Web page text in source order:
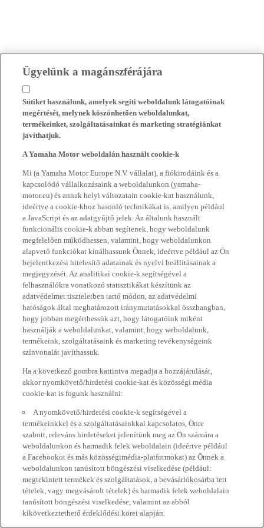
Ügyelünk a magánszférájára
Sütiket használunk, amelyek segíti weboldalunk látogatóinak
megértését, melynek köszönhetően weboldalunkat,
termékeinket, szolgáltatásainkat és marketing stratégiánkat
javíthatjuk.
A Yamaha Motor weboldalán használt cookie-k
Mi (a Yamaha Motor Europe N.V. vállalat), a fiókirodáink és a
kapcsolódó vállalkozásaink a weboldalunkon (yamaha-
motor.eu) és annak helyi változatain cookie-kat használunk,
ideértve a cookie-khoz hasonló technikákat is, amilyen például
a JavaScript és az adatgyűjtő jelek. Az általunk használt
funkcionális cookie-k abban segítenek, hogy weboldalunk
megfelelően működhessen, valamint, hogy weboldalunkon
alapvető funkciókat kínálhassunk Önnek, ideértve például az Ön
bejelentkezési hitelesítő adatainak és nyelvi beállításainak a
megjegyzését. Az analitikai cookie-k segítségével a
felhasználókra vonatkozó statisztikákat készítünk az
adatvédelmet tiszteletben tartó módon, az adatvédelmi
hatóságok által meghatározott iránymutatásokkal összhangban,
hogy jobban megérthessük azt, hogy látogatóink miként
használják a weboldalunkat, valamint, hogy weboldalunk,
termékeink, szolgáltatásaink és marketing tevékenységeink
színvonalát javíthassuk.
Ha a következő gombra kattintva megadja a hozzájárulását,
akkor nyomkövető/hirdetési cookie-kat és közösségi média
cookie-kat is fogunk használni:
A nyomkövető/hirdetési cookie-k segítségével a
termékeinkkel és a szolgáltatásainkkal kapcsolatos, Önre
szabott, releváns hirdetéseket jelenítünk meg az Ön számára a
weboldalunkon és harmadik felek weboldalain (ideértve például
a Facebookot és más közösségimédia-platformokat) az Önnek a
weboldalunkon tanúsított böngészési viselkedése (például:
megtekintett termékek és szolgáltatások, a bevásárlókosárba tett
tételek, vagy megvásárolt tételek) és harmadik felek weboldalain
tanúsított böngészési viselkedése, valamint az abból
kikövetkeztethető érdeklődési körei alapján.